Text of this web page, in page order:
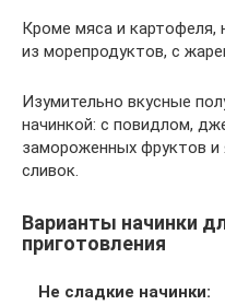
Кроме мяса и картофеля,
из морепродуктов, с
Изумительно вкусные
начинкой: с повидлом,
замороженных фруктов и
сливок.
Варианты начинки
приготовления
Не сладкие начинки: